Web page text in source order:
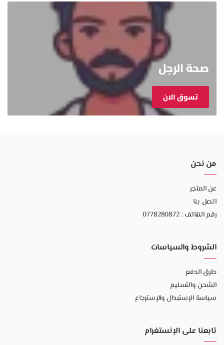
صحة الرجل
تسوق الان
من نحن
عن المتجر
اتصل بنا
رقم الهاتف : 0778280872
الشروط والسياسات
طرق الدفع
الشحن والتسليم
سياسة الإستبدال والإسترجاع
تابعنا على الإنستغرام